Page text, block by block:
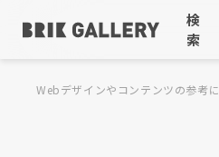
検
索
Webデザインやコンテンツの参考